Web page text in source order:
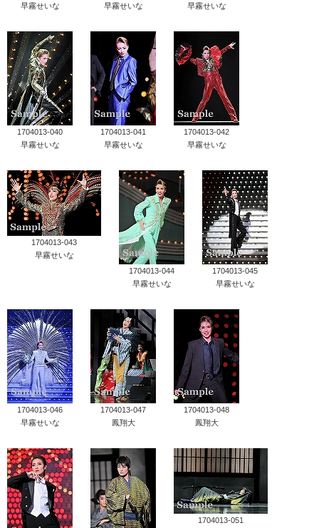
早霧せいな
早霧せいな
早霧せいな
1704013-040
早霧せいな
1704013-041
早霧せいな
1704013-042
早霧せいな
1704013-043
早霧せいな
1704013-044
早霧せいな
1704013-045
早霧せいな
1704013-046
早霧せいな
1704013-047
鳳翔大
1704013-048
鳳翔大
1704013-051